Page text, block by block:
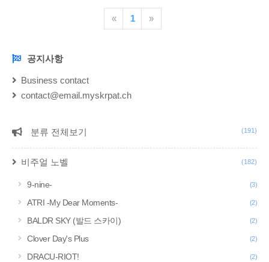
잘리는걸 해결 자잘한 번역수정 일단 간이 한글패치란? 번역기
(꿀도르)를 사용해서 만든 한글패치입니다. 아랄트랜스 , 투컨트
롤 같은 프로그램 사용법을 몰라도 간편하게 플레이하기 위해서
« 1 »
NOTICE공지사항
Business contact
contact@email.myskrpat.ch
CATEGORY
분류 전체보기 (191)
비주얼 노벨 (182)
9-nine- (3)
ATRI -My Dear Moments- (2)
BALDR SKY (발드 스카이) (2)
Clover Day's Plus (2)
DRACU-RIOT! (2)